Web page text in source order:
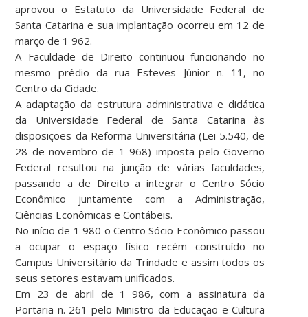
aprovou o Estatuto da Universidade Federal de
Santa Catarina e sua implantação ocorreu em 12 de
março de 1 962.
A Faculdade de Direito continuou funcionando no
mesmo prédio da rua Esteves Júnior n. 11, no
Centro da Cidade.
A adaptação da estrutura administrativa e didática
da Universidade Federal de Santa Catarina às
disposições da Reforma Universitária (Lei 5.540, de
28 de novembro de 1 968) imposta pelo Governo
Federal resultou na junção de várias faculdades,
passando a de Direito a integrar o Centro Sócio
Econômico juntamente com a Administração,
Ciências Econômicas e Contábeis.
No início de 1 980 o Centro Sócio Econômico passou
a ocupar o espaço físico recém construído no
Campus Universitário da Trindade e assim todos os
seus setores estavam unificados.
Em 23 de abril de 1 986, com a assinatura da
Portaria n. 261 pelo Ministro da Educação e Cultura